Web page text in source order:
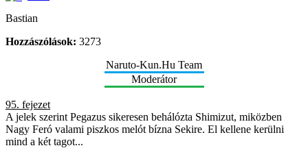
Bastian
Hozzászólások: 3273
Naruto-Kun.Hu Team
Moderátor
95. fejezet
A jelek szerint Pegazus sikeresen behálózta Shimizut, miközben
Nagy Feró valami piszkos melót bízna Sekire. El kellene kerülni
mind a két tagot...